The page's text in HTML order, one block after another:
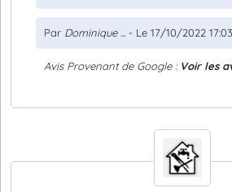
Par Dominique ... - Le 17/10/2022
Avis Provenant de Google : Voir les